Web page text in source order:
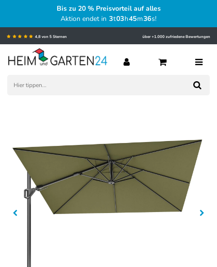
Bis zu 20 % Preisvorteil auf alles
Aktion endet in 3t03h45m35s!
4,8 von 5 Sternen über +1.000 zufriedene Bewertungen